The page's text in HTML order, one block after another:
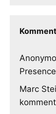
Marc